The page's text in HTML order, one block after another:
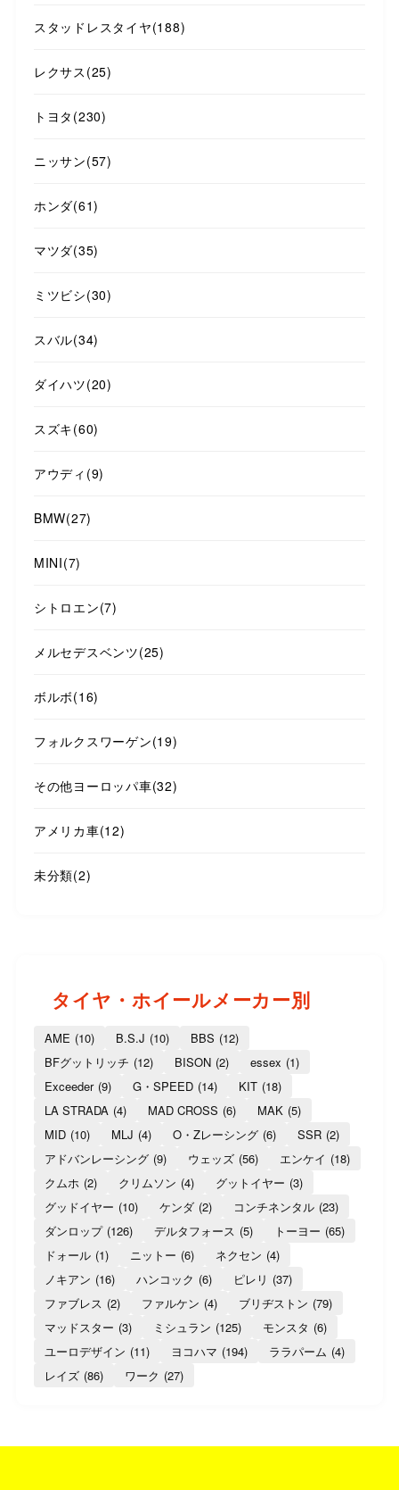
スタッドレスタイヤ(188)
レクサス (25)
トヨタ (230)
ニッサン(57)
ホンダ(61)
マツダ(35)
ミツビシ(30)
スバル(34)
ダイハツ(20)
スズキ(60)
アウディ (9)
BMW(27)
MINI(7)
シトロエン(7)
メルセデスベンツ(25)
ボルボ(16)
フォルクスワーゲン(19)
その他ヨーロッパ車(32)
アメリカ車(12)
未分類(2)
タイヤ・ホイールメーカー別
AME (10) B.S.J (10) BBS (12)
BFグットリッチ (12) BISON (2) essex (1)
Exceeder (9) G・SPEED (14) KIT (18)
LA STRADA (4) MAD CROSS (6) MAK (5)
MID (10) MLJ (4) O・Zレーシング (6) SSR (2)
アドバンレーシング (9) ウェッズ (56) エンケイ (18)
クムホ (2) クリムソン (4) グットイヤー (3)
グッドイヤー (10) ケンダ (2) コンチネンタル (23)
ダンロップ (126) デルタフォース (5) トーヨー (65)
ドォール (1) ニットー (6) ネクセン (4)
ノキアン (16) ハンコック (6) ピレリ (37)
ファブレス (2) ファルケン (4) ブリヂストン (79)
マッドスター (3) ミシュラン (125) モンスタ (6)
ユーロデザイン (11) ヨコハマ (194) ララパーム (4)
レイズ (86) ワーク (27)